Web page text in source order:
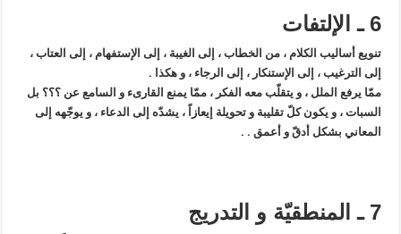
6 ـ الإلتفات
تنويع أساليب الكلام ، من الخطاب ، إلى الغيبة ، إلى الإستفهام ، إلى العتاب ،
إلى الترغيب ، إلى الإستنكار ، إلى الرجاء ، و هكذا .
ممّا يرفع الملل ، و يتقلّب معه الفكر ، ممّا يمنع القارىء و السامع عن ؟؟؟ بل
السبات ، و يكون كلّ تقليبة و تحويلة إيعازاً ، يشدّه إلى الدعاء ، و يوجّهه إلى
المعاني بشكل أدقّ و أعمق . .
7 ـ المنطقيّة و التدريج